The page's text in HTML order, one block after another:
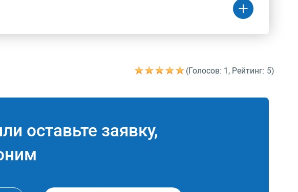
Цена
(Голосов: 1, Рейтинг: 5)
оставьте заявку,